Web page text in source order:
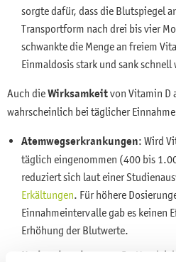
sorgte dafür, dass die Blutspiegel
Transportform nach drei bis vier
schwankte die Menge an freiem
Einmaldosis stark und sank schnell
Auch dieWirksamkeitvon Vitamin D
wahrscheinlich bei täglicher Einnahme
Atemwegserkrankungen: Wird
täglich eingenommen (400 bis
reduziert sich laut einer
Erkältungen. Für höhere
Einnahmeintervalle gab es keinen
Erhöhung der Blutwerte.
Krebserkrankungen
: Im